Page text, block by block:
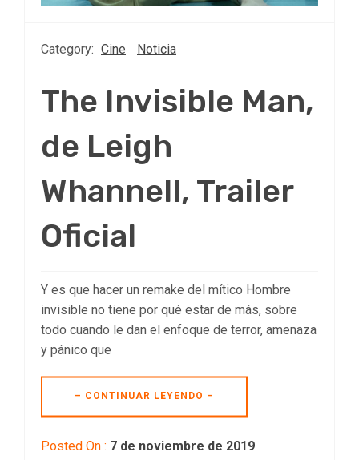
Category: Cine Noticia
The Invisible Man,
de Leigh
Whannell, Trailer
Oficial
Y es que hacer un remake del mítico Hombre
invisible no tiene por qué estar de más, sobre
todo cuando le dan el enfoque de terror, amenaza
y pánico que
– CONTINUAR LEYENDO –
Posted On : 7 de noviembre de 2019